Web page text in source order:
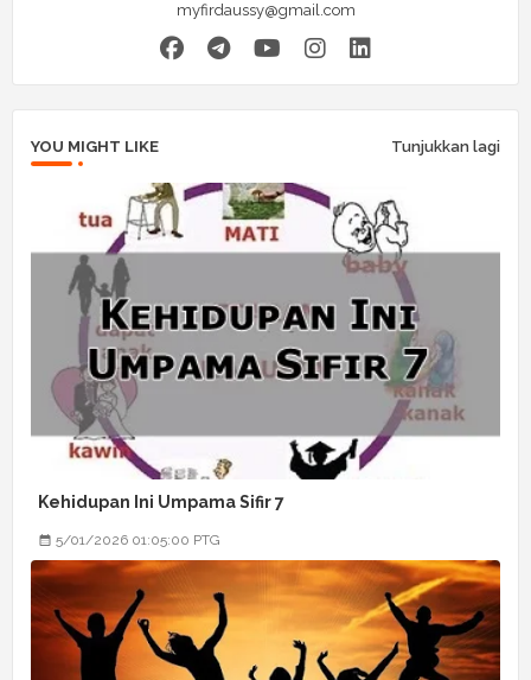
myfirdaussy@gmail.com
YOU MIGHT LIKE Tunjukkan lagi
Kehidupan Ini Umpama Sifir 7
5/01/2026 01:05:00 PTG